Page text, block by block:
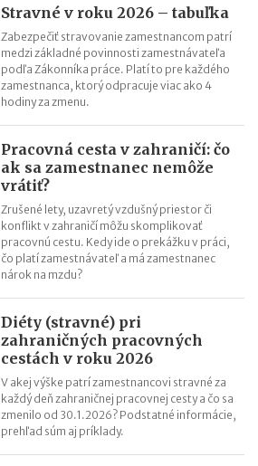
Stravné v roku 2026 – tabuľka
Zabezpečiť stravovanie zamestnancom patrí
medzi základné povinnosti zamestnávateľa
podľa Zákonníka práce. Platí to pre každého
zamestnanca, ktorý odpracuje viac ako 4
hodiny za zmenu.
Pracovná cesta v zahraničí: čo
ak sa zamestnanec nemôže
vrátiť?
Zrušené lety, uzavretý vzdušný priestor či
konflikt v zahraničí môžu skomplikovať
pracovnú cestu. Kedy ide o prekážku v práci,
čo platí zamestnávateľ a má zamestnanec
nárok na mzdu?
Diéty (stravné) pri
zahraničných pracovných
cestách v roku 2026
V akej výške patrí zamestnancovi stravné za
každý deň zahraničnej pracovnej cesty a čo sa
zmenilo od 30.1.2026? Podstatné informácie,
prehľad súm aj príklady.